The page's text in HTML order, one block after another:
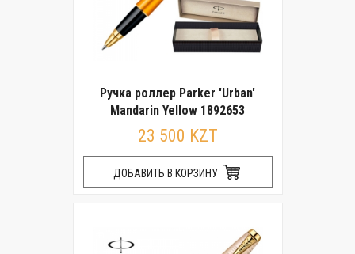
Ручка роллер Parker 'Urban'
Mandarin Yellow 1892653
23 500 KZT
ДОБАВИТЬ В КОРЗИНУ